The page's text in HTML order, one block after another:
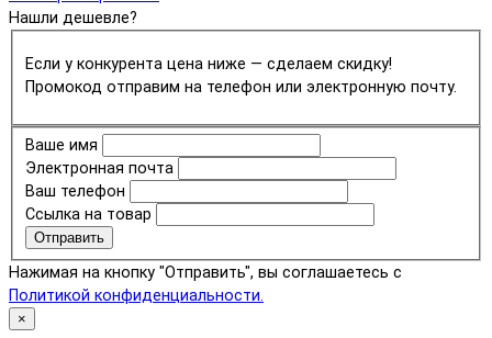
Нашли дешевле?
Если у конкурента цена ниже — сделаем скидку!
Промокод отправим на телефон или электронную почту.
Ваше имя
Электронная почта
Ваш телефон
Ссылка на товар
Отправить
Нажимая на кнопку "Отправить", вы соглашаетесь с
Политикой конфиденциальности.
×